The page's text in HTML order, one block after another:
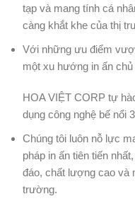
tạp và mang tính cá
càng khắt khe của thị
Với những ưu điểm
một xu hướng in ấn
HOA VIỆT CORP tự
dụng công nghệ bế nổi
Chúng tôi luôn nỗ lực
pháp in ấn tiên tiến
đáo, chất lượng cao và
trường.